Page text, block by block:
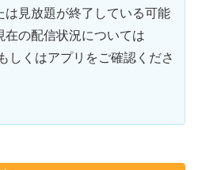
は見放題が終了している可能
の配信状況については
しくはアプリをご確認くださ